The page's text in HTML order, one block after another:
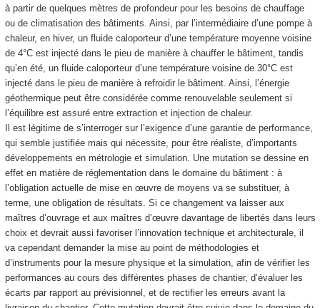
à partir de quelques mètres de profondeur pour les besoins de chauffage
ou de climatisation des bâtiments. Ainsi, par l’intermédiaire d’une pompe à
chaleur, en hiver, un fluide caloporteur d’une température moyenne voisine
de 4°C est injecté dans le pieu de manière à chauffer le bâtiment, tandis
qu’en été, un fluide caloporteur d’une température voisine de 30°C est
injecté dans le pieu de manière à refroidir le bâtiment. Ainsi, l’énergie
géothermique peut être considérée comme renouvelable seulement si
l’équilibre est assuré entre extraction et injection de chaleur.
Il est légitime de s’interroger sur l’exigence d’une garantie de performance,
qui semble justifiée mais qui nécessite, pour être réaliste, d’importants
développements en métrologie et simulation. Une mutation se dessine en
effet en matière de réglementation dans le domaine du bâtiment : à
l’obligation actuelle de mise en œuvre de moyens va se substituer, à
terme, une obligation de résultats. Si ce changement va laisser aux
maîtres d’ouvrage et aux maîtres d’œuvre davantage de libertés dans leurs
choix et devrait aussi favoriser l’innovation technique et architecturale, il
va cependant demander la mise au point de méthodologies et
d’instruments pour la mesure physique et la simulation, afin de vérifier les
performances au cours des différentes phases de chantier, d’évaluer les
écarts par rapport au prévisionnel, et de rectifier les erreurs avant la